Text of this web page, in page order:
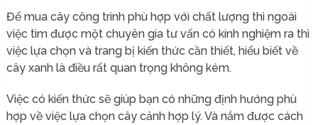
Để mua cây công trình phù hợp với chất lượng thì ngoài
việc tìm được một chuyên gia tư vấn có kinh nghiệm ra thì
việc lựa chọn và trang bị kiến thức cần thiết, hiểu biết về
cây xanh là điều rất quan trọng không kém.
Việc có kiến thức sẽ giúp bạn có những định hướng phù
hợp về việc lựa chọn cây cảnh hợp lý. Và nắm được cách